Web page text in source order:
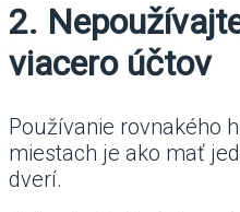
2.
viacero účtov
Používanie rovnakého
miestach je ako mať
dverí.